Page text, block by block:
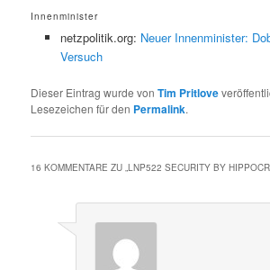
Innenminister
netzpolitik.org: Neuer Innenminister:
Versuch
Dieser Eintrag wurde vonTim Pritlove
Lesezeichen für den Permalink.
16 KOMMENTARE ZU „LNP522 SECURITY BY